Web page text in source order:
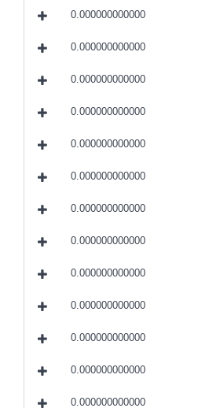
0.000000000000
0.000000000000
0.000000000000
0.000000000000
0.000000000000
0.000000000000
0.000000000000
0.000000000000
0.000000000000
0.000000000000
0.000000000000
0.000000000000
0.000000000000